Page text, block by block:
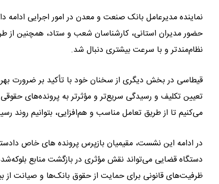
نماینده مدیرعامل بانک صنعت و معدن در امور اجرایی ادامه
حضور مدیران استانی، کارشناسان شعب و ستاد، همچنین از
نظام‌مندتر و با سرعت بیشتری دنبال شد.
قیطاسی در بخش دیگری از سخنان خود با تأکید بر ضرورت
تعیین تکلیف و رسیدگی سریع‌تر و مؤثرتر به پرونده‌های
می‌کنیم تا از طریق تعامل مناسب و هم‌افزایی، بتوانیم روند
در ادامه این نشست، مقیمیان بازپرس پرونده های خاص
دستگاه قضایی می‌تواند نقش مؤثری در بازگشت منابع
ظرفیت‌های قانونی برای حمایت از حقوق بانک‌ها و صیانت از